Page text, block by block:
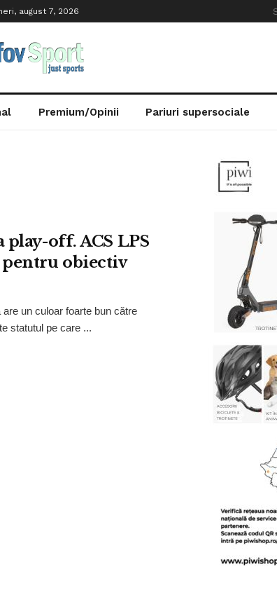
august 7, 2026
Premium/Opinii Pariuri supersociale
play-off. ACS LPS
pentru obiectiv
un culoar foarte bun către
statutul pe care ...